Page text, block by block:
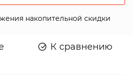
накопительной скидки
К сравнению